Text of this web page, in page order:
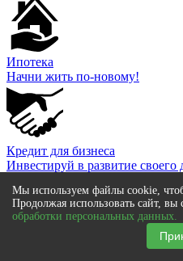
Ипотека
Начни жить по-новому!
Кредит для бизнеса
Инвестируй в развитие своего
О проекте
Контакты
Редакционная политика
Мы используем файлы cookie,
Продолжая использовать сайт, вы
обработки персональных данных.